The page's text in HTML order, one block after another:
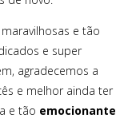
e tão
e super
agradecemos a
e melhor ainda ter
e tão emocionante